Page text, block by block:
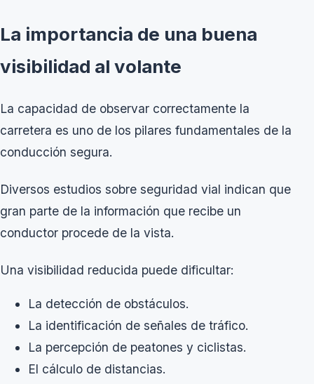
La importancia de una buena
visibilidad al volante
La capacidad de observar correctamente la
carretera es uno de los pilares fundamentales de la
conducción segura.
Diversos estudios sobre seguridad vial indican que
gran parte de la información que recibe un
conductor procede de la vista.
Una visibilidad reducida puede dificultar:
La detección de obstáculos.
La identificación de señales de tráfico.
La percepción de peatones y ciclistas.
El cálculo de distancias.